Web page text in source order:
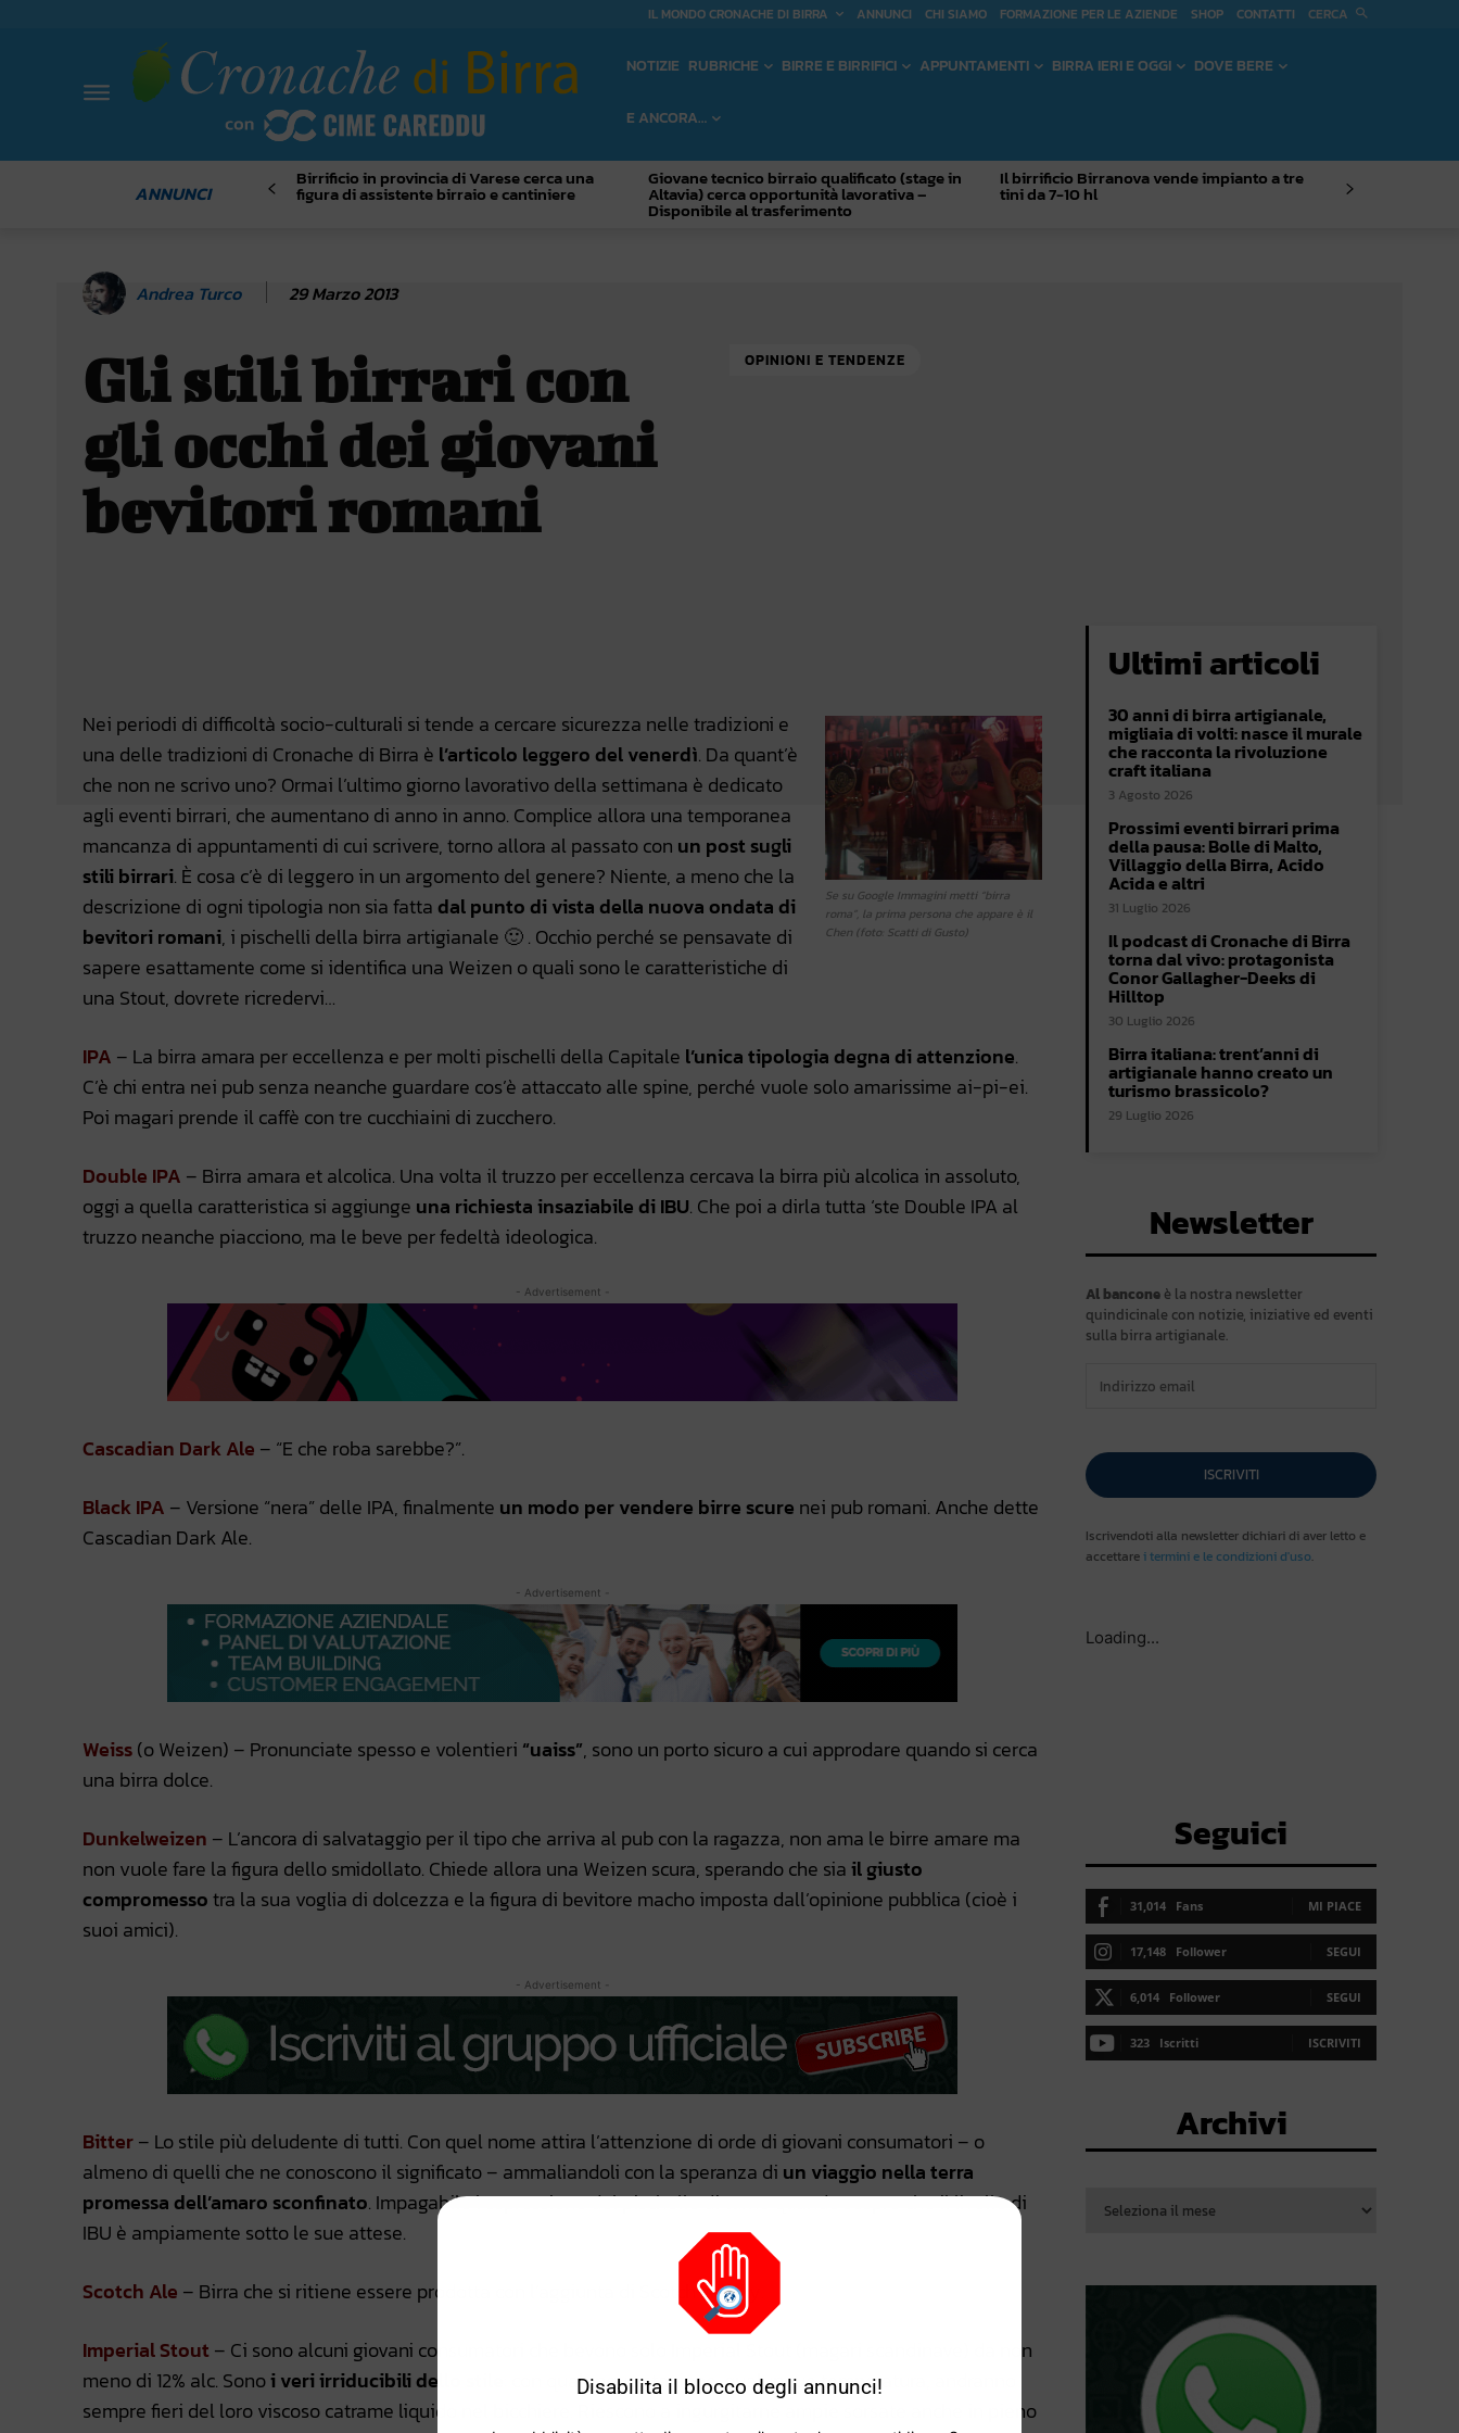
IL MONDO CRONACHE DI BIRRA ANNUNCI CHI SIAMO FORMAZIONE PER LE AZIENDE SHOP CONTATTI CERCA
NOTIZIE RUBRICHE BIRRE E BIRRIFICI APPUNTAMENTI BIRRA IERI E OGGI DOVE BERE
E ANCORA…
ANNUNCI
Birrificio in provincia di Varese cerca una
figura di assistente birraio e cantiniere
Giovane tecnico birraio qualificato (stage in
Altavia) cerca opportunità lavorativa –
Disponibile al trasferimento
Il birrificio Birranova vende impianto a tre
tini da 7-10 hl
Andrea Turco 29 Marzo 2013
Gli stili birrari con
gli occhi dei giovani
bevitori romani
OPINIONI E TENDENZE
Se su Google Immagini metti “birra
roma”, la prima persona che appare è il
Chen (foto: Scatti di Gusto)
Nei periodi di difficoltà socio-culturali si tende a cercare sicurezza nelle tradizioni e
una delle tradizioni di Cronache di Birra è l’articolo leggero del venerdì. Da quant’è
che non ne scrivo uno? Ormai l’ultimo giorno lavorativo della settimana è dedicato
agli eventi birrari, che aumentano di anno in anno. Complice allora una temporanea
mancanza di appuntamenti di cui scrivere, torno allora al passato con un post sugli
stili birrari. È cosa c’è di leggero in un argomento del genere? Niente, a meno che la
descrizione di ogni tipologia non sia fatta dal punto di vista della nuova ondata di
bevitori romani, i pischelli della birra artigianale 🙂 . Occhio perché se pensavate di
sapere esattamente come si identifica una Weizen o quali sono le caratteristiche di
una Stout, dovrete ricredervi…
IPA – La birra amara per eccellenza e per molti pischelli della Capitale l’unica tipologia degna di attenzione.
C’è chi entra nei pub senza neanche guardare cos’è attaccato alle spine, perché vuole solo amarissime ai-pi-ei.
Poi magari prende il caffè con tre cucchiaini di zucchero.
Double IPA – Birra amara et alcolica. Una volta il truzzo per eccellenza cercava la birra più alcolica in assoluto,
oggi a quella caratteristica si aggiunge una richiesta insaziabile di IBU. Che poi a dirla tutta ‘ste Double IPA al
truzzo neanche piacciono, ma le beve per fedeltà ideologica.
- Advertisement -
Cascadian Dark Ale – “E che roba sarebbe?”.
Black IPA – Versione “nera” delle IPA, finalmente un modo per vendere birre scure nei pub romani. Anche dette
Cascadian Dark Ale.
- Advertisement -
Weiss(o Weizen) – Pronunciate spesso e volentieri “uaiss”, sono un porto sicuro a cui approdare quando si cerca
una birra dolce.
Dunkelweizen – L’ancora di salvataggio per il tipo che arriva al pub con la ragazza, non ama le birre amare ma
non vuole fare la figura dello smidollato. Chiede allora una Weizen scura, sperando che siail giusto
compromessotra la sua voglia di dolcezza e la figura di bevitore macho imposta dall’opinione pubblica (cioè i
suoi amici).
- Advertisement -
Bitter– Lo stile più deludente di tutti. Con quel nome attira l’attenzione di orde di giovani consumatori – o
almeno di quelli che ne conoscono il significato – ammaliandoli con la speranza di un viaggio nella terra
promessa dell’amaro sconfinato. Impagabile l’espressione del pischello di turno quando scopre che il livello di
IBU è ampiamente sotto le sue attese.
Scotch Ale – Birra che si ritiene essere prodotta con l’aggiunta di Scotch Whisky.
Imperial Stout– Ci sono alcuni giovani consumatori che bevono solo Imperial Stout (magari scandinave) da non
meno di 12% alc. Sonoi veri irriducibili dello stile
: con qualunque stagione, qualunque temperatura, andranno
sempre fieri del loro viscoso catrame liquido nel bicchiere. Riescono a ingurgitarne ampie sorsate anche in pieno
Ultimi articoli
30 anni di birra artigianale,
migliaia di volti: nasce il murale
che racconta la rivoluzione
craft italiana
3 Agosto 2026
Prossimi eventi birrari prima
della pausa: Bolle di Malto,
Villaggio della Birra, Acido
Acida e altri
31 Luglio 2026
Il podcast di Cronache di Birra
torna dal vivo: protagonista
Conor Gallagher-Deeks di
Hilltop
30 Luglio 2026
Birra italiana: trent’anni di
artigianale hanno creato un
turismo brassicolo?
29 Luglio 2026
Newsletter
Al bancone è la nostra newsletter
quindicinale con notizie, iniziative ed eventi
sulla birra artigianale.
ISCRIVITI
Iscrivendoti alla newsletter dichiari di aver letto e
accettarei termini e le condizioni d'uso.
Loading...
Seguici
31,014 Fans MI PIACE
17,148 Follower SEGUI
6,014 Follower SEGUI
323 Iscritti ISCRIVITI
Archivi
Disabilita il blocco degli annunci!